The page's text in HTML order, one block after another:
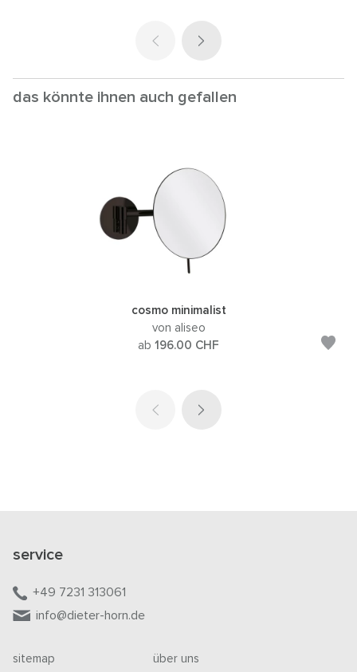
das könnte ihnen auch gefallen
cosmo minimalist
von aliseo
ab 196.00 CHF
service
+49 7231 313061
info@dieter-horn.de
sitemap
über uns